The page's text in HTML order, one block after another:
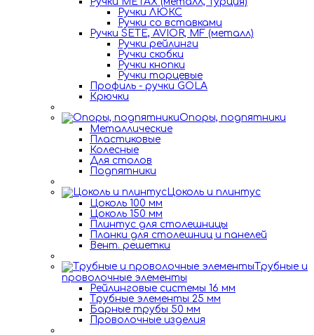
Ручки ЛЮКС
Ручки со вставками
Ручки SETE, AVIOR, MF (металл)
Ручки рейлинги
Ручки скобки
Ручки кнопки
Ручки торцевые
Профиль - ручки GOLA
Крючки
Опоры, подпятники
Металлические
Пластиковые
Колесные
Для столов
Подпятники
Цоколь и плинтус
Цоколь 100 мм
Цоколь 150 мм
Плинтус для столешницы
Планки для столешниц и панелей
Вент. решетки
Трубные и
проволочные элементы
Рейлинговые системы 16 мм
Трубные элементы 25 мм
Барные трубы 50 мм
Проволочные изделия